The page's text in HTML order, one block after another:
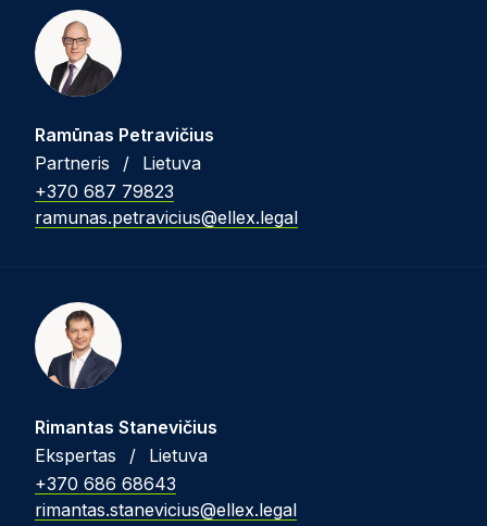
Ramūnas Petravičius
Partneris
/
Lietuva
+370 687 79823
ramunas.petravicius@ellex.legal
Rimantas Stanevičius
Ekspertas
/
Lietuva
+370 686 68643
rimantas.stanevicius@ellex.legal